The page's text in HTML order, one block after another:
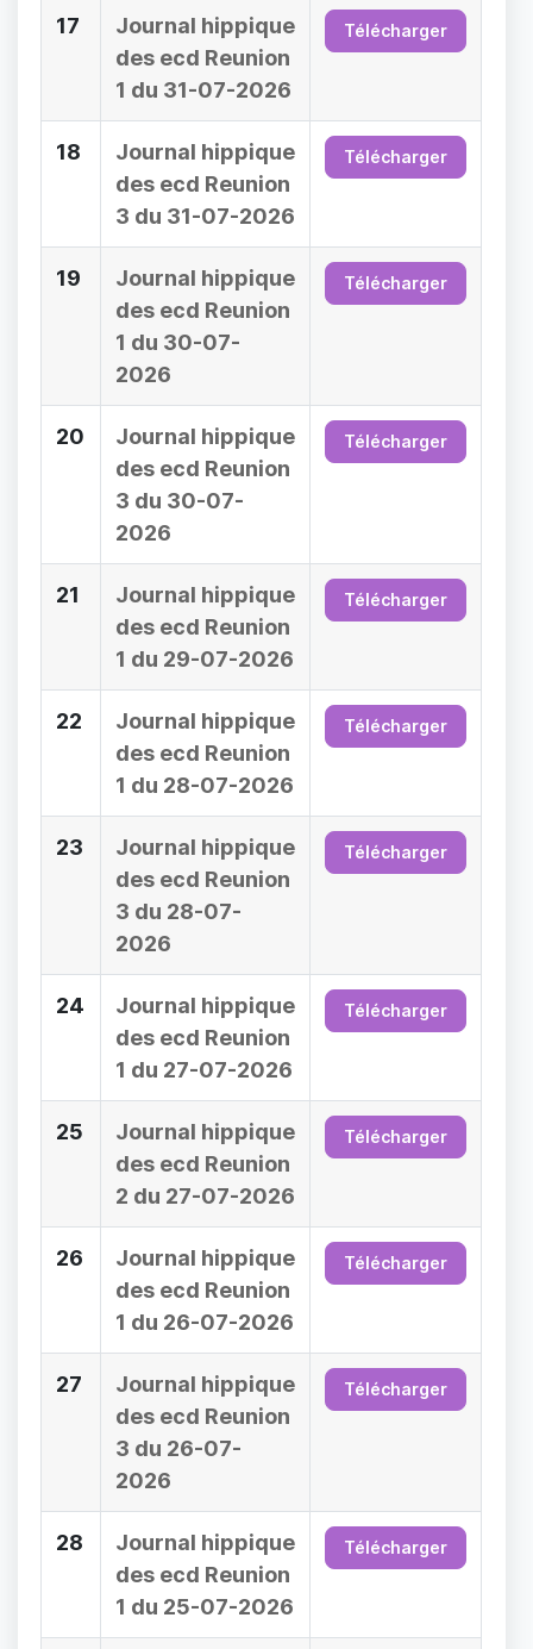
17
Journal hippique
des ecd Reunion
1 du 31-07-2026
Télécharger
18
Journal hippique
des ecd Reunion
3 du 31-07-2026
Télécharger
19
Journal hippique
des ecd Reunion
1 du 30-07-
2026
Télécharger
20
Journal hippique
des ecd Reunion
3 du 30-07-
2026
Télécharger
21
Journal hippique
des ecd Reunion
1 du 29-07-2026
Télécharger
22
Journal hippique
des ecd Reunion
1 du 28-07-2026
Télécharger
23
Journal hippique
des ecd Reunion
3 du 28-07-
2026
Télécharger
24
Journal hippique
des ecd Reunion
1 du 27-07-2026
Télécharger
25
Journal hippique
des ecd Reunion
2 du 27-07-2026
Télécharger
26
Journal hippique
des ecd Reunion
1 du 26-07-2026
Télécharger
27
Journal hippique
des ecd Reunion
3 du 26-07-
2026
Télécharger
28
Journal hippique
des ecd Reunion
1 du 25-07-2026
Télécharger